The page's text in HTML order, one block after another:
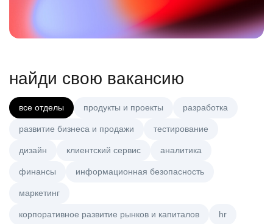
найди свою вакансию
все отделы продукты и проекты разработка
развитие бизнеса и продажи тестирование
дизайн клиентский сервис аналитика
финансы информационная безопасность
маркетинг
корпоративное развитие рынков и капиталов hr